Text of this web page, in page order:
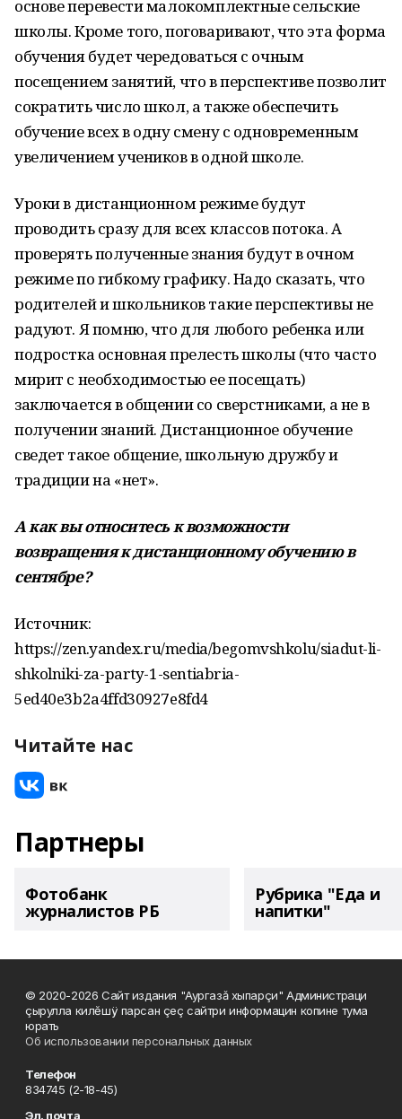
основе перевести малокомплектные сельские
школы. Кроме того, поговаривают, что эта форма
обучения будет чередоваться с очным
посещением занятий, что в перспективе позволит
сократить число школ, а также обеспечить
обучение всех в одну смену с одновременным
увеличением учеников в одной школе.
Уроки в дистанционном режиме будут
проводить сразу для всех классов потока. А
проверять полученные знания будут в очном
режиме по гибкому графику. Надо сказать, что
родителей и школьников такие перспективы не
радуют. Я помню, что для любого ребенка или
подростка основная прелесть школы (что часто
мирит с необходимостью ее посещать)
заключается в общении со сверстниками, а не в
получении знаний. Дистанционное обучение
сведет такое общение, школьную дружбу и
традиции на «нет».
А как вы относитесь к возможности
возвращения к дистанционному обучению в
сентябре?
Источник:
https://zen.yandex.ru/media/begomvshkolu/siadut-li-
shkolniki-za-party-1-sentiabria-
5ed40e3b2a4ffd30927e8fd4
Читайте нас
Партнеры
Фотобанк
журналистов РБ
Рубрика "Еда и
напитки"
© 2020-2026 Сайт издания "Аургазă хыпарçи" Администраци
çырулла килĕшÿ парсан çеç сайтри информацин копине тума
юрать
Об использовании персональных данных
Телефон
834745 (2-18-45)
Эл. почта